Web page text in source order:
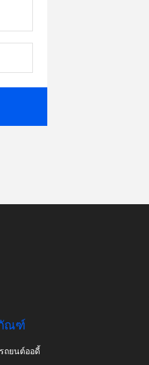
ณฑ์
รถยนต์ออดี้